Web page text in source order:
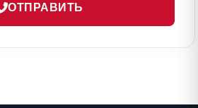
ОТПРАВИТЬ